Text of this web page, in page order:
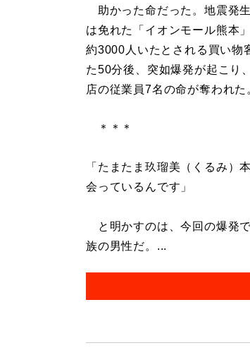
助かった命だった。地震発
は免れた「イオンモール熊本
約3000人いたとされる買い物
た50分後、突如爆発が起こり
店の従業員7名の命が奪われた
＊＊＊
「たまたま玖瑠美（くるみ）
会っているんです」
と明かすのは、今回の爆発
族の男性だ。...